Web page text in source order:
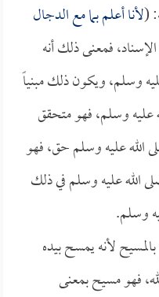
(لأنا أعلم بما مع الدجال
فمعنى ذلك أنه
وسلم، ويكون ذلك مبنياً
عليه وسلم، فهو متحقق
الله عليه وسلم حق، فهو
الله عليه وسلم في ذلك
وسلم.
لأنه يمسح بيده
فهو مسيح بمعنى